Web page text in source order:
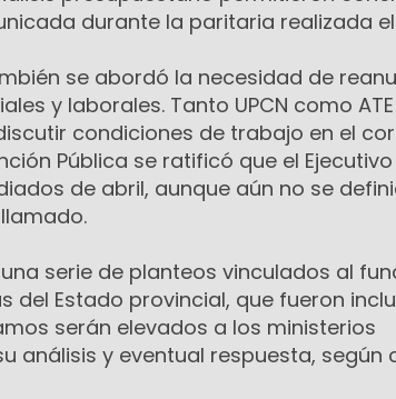
durante la paritaria realizada
se abordó la necesidad de
y laborales. Tanto UPCN como
condiciones de trabajo en el
Pública se ratificó que el
de abril, aunque aún no se
serie de planteos vinculados al
del Estado provincial, que fueron
serán elevados a los ministerios
análisis y eventual respuesta, según